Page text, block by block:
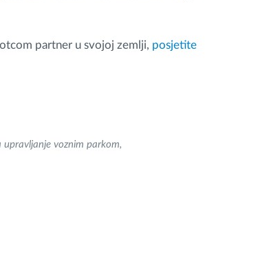
partner u svojoj zemlji, posjetite
upravljanje voznim parkom